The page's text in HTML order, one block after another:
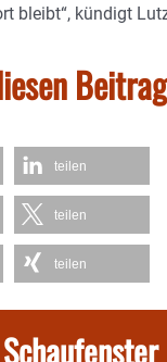
bleibt“, kündigt
teilen
teilen
teilen
Schaufenster